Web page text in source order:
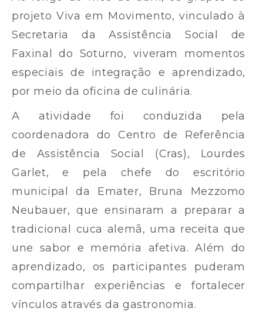
projeto Viva em Movimento, vinculado à
Secretaria da Assistência Social de
Faxinal do Soturno, viveram momentos
especiais de integração e aprendizado,
por meio da oficina de culinária.
A atividade foi conduzida pela
coordenadora do Centro de Referência
de Assistência Social (Cras), Lourdes
Garlet, e pela chefe do escritório
municipal da Emater, Bruna Mezzomo
Neubauer, que ensinaram a preparar a
tradicional cuca alemã, uma receita que
une sabor e memória afetiva. Além do
aprendizado, os participantes puderam
compartilhar experiências e fortalecer
vínculos através da gastronomia.